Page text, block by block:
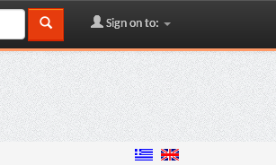
Sign on to: